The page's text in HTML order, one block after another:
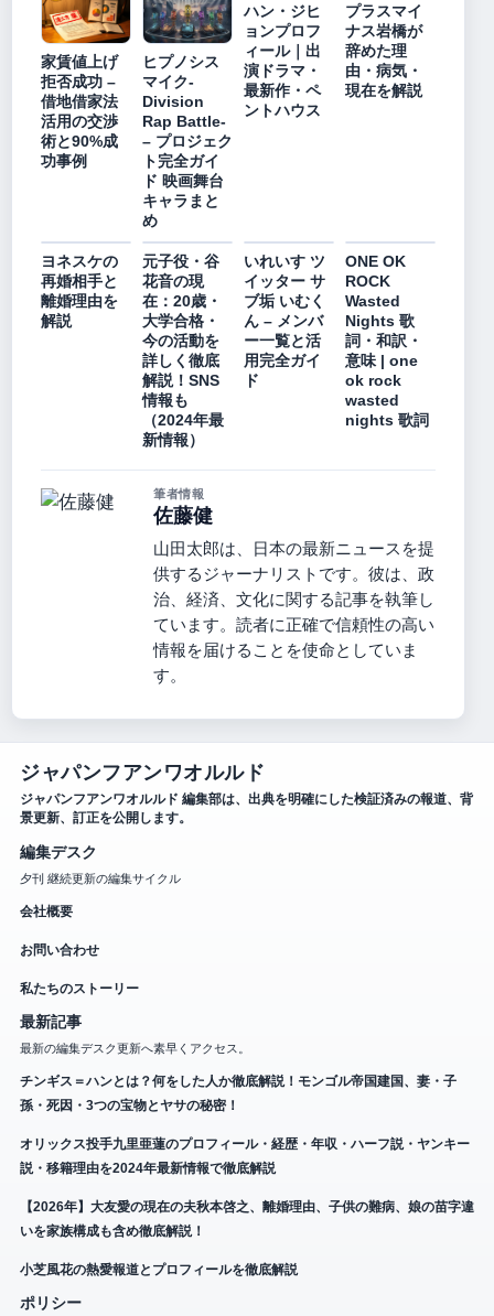
家賃値上げ
拒否成功 –
借地借家法
活用の交渉
術と90%成
功事例
ヒプノシス
マイク-
Division
Rap Battle-
– プロジェク
ト完全ガイ
ド 映画舞台
キャラまと
め
ハン・ジヒ
ョンプロフ
ィール｜出
演ドラマ・
最新作・ペ
ントハウス
プラスマイ
ナス岩橋が
辞めた理
由・病気・
現在を解説
ヨネスケの
再婚相手と
離婚理由を
解説
元子役・谷
花音の現
在：20歳・
大学合格・
今の活動を
詳しく徹底
解説！SNS
情報も
（2024年最
新情報）
いれいす ツ
イッター サ
ブ垢 いむく
ん – メンバ
ー一覧と活
用完全ガイ
ド
ONE OK
ROCK
Wasted
Nights 歌
詞・和訳・
意味 | one
ok rock
wasted
nights 歌詞
筆者情報
佐藤健
山田太郎は、日本の最新ニュースを提
供するジャーナリストです。彼は、政
治、経済、文化に関する記事を執筆し
ています。読者に正確で信頼性の高い
情報を届けることを使命としていま
す。
ジャパンフアンワオルルド
ジャパンフアンワオルルド 編集部は、出典を明確にした検証済みの報道、背
景更新、訂正を公開します。
編集デスク
夕刊 継続更新の編集サイクル
会社概要
お問い合わせ
私たちのストーリー
最新記事
最新の編集デスク更新へ素早くアクセス。
チンギス＝ハンとは？何をした人か徹底解説！モンゴル帝国建国、妻・子
孫・死因・3つの宝物とヤサの秘密！
オリックス投手九里亜蓮のプロフィール・経歴・年収・ハーフ説・ヤンキー
説・移籍理由を2024年最新情報で徹底解説
【2026年】大友愛の現在の夫秋本啓之、離婚理由、子供の難病、娘の苗字違
いを家族構成も含め徹底解説！
小芝風花の熱愛報道とプロフィールを徹底解説
ポリシー